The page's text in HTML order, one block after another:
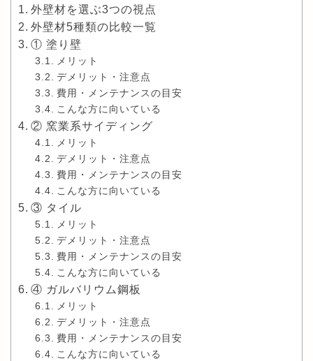
外壁材を選ぶ3つの視点
外壁材5種類の比較一覧
① 塗り壁
メリット
デメリット・注意点
費用・メンテナンスの目安
こんな方に向いている
② 窯業系サイディング
メリット
デメリット・注意点
費用・メンテナンスの目安
こんな方に向いている
③ タイル
メリット
デメリット・注意点
費用・メンテナンスの目安
こんな方に向いている
④ ガルバリウム鋼板
メリット
デメリット・注意点
費用・メンテナンスの目安
こんな方に向いている